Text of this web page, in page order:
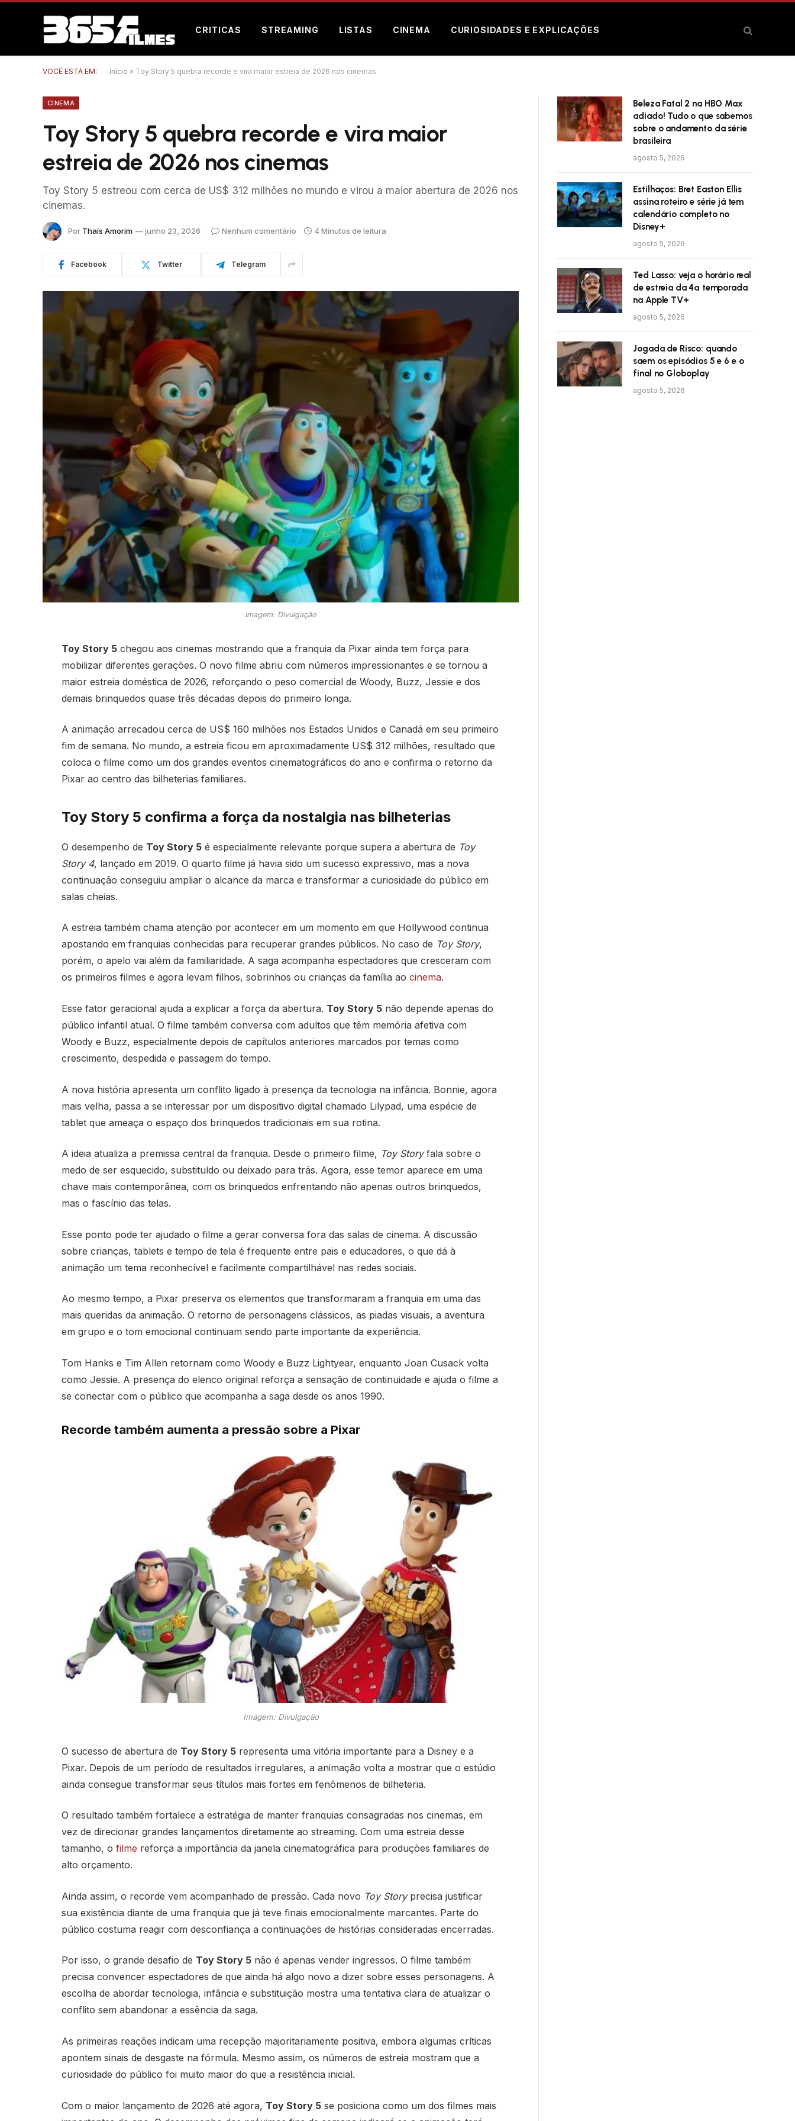
CRITICAS STREAMING LISTAS CINEMA CURIOSIDADES E EXPLICAÇÕES
VOCÊ ESTÁ EM: Início » Toy Story 5 quebra recorde e vira maior estreia de 2026 nos cinemas
CINEMA
Toy Story 5 quebra recorde e vira maior
estreia de 2026 nos cinemas
Toy Story 5 estreou com cerca de US$ 312 milhões no mundo e virou a maior abertura de 2026 nos
cinemas.
Por Thaís Amorim junho 23, 2026 Nenhum comentário 4 Minutos de leitura
Facebook Twitter Telegram
Imagem: Divulgação
Toy Story 5chegou aos cinemas mostrando que a franquia da Pixar ainda tem força para
mobilizar diferentes gerações. O novo filme abriu com números impressionantes e se tornou a
maior estreia doméstica de 2026, reforçando o peso comercial de Woody, Buzz, Jessie e dos
demais brinquedos quase três décadas depois do primeiro longa.
A animação arrecadou cerca de US$ 160 milhões nos Estados Unidos e Canadá em seu primeiro
fim de semana. No mundo, a estreia ficou em aproximadamente US$ 312 milhões, resultado que
coloca o filme como um dos grandes eventos cinematográficos do ano e confirma o retorno da
Pixar ao centro das bilheterias familiares.
Toy Story 5 confirma a força da nostalgia nas bilheterias
O desempenho de Toy Story 5é especialmente relevante porque supera a abertura de Toy
Story 4, lançado em 2019. O quarto filme já havia sido um sucesso expressivo, mas a nova
continuação conseguiu ampliar o alcance da marca e transformar a curiosidade do público em
salas cheias.
A estreia também chama atenção por acontecer em um momento em que Hollywood continua
apostando em franquias conhecidas para recuperar grandes públicos. No caso de Toy Story,
porém, o apelo vai além da familiaridade. A saga acompanha espectadores que cresceram com
os primeiros filmes e agora levam filhos, sobrinhos ou crianças da família ao cinema.
Esse fator geracional ajuda a explicar a força da abertura. Toy Story 5não depende apenas do
público infantil atual. O filme também conversa com adultos que têm memória afetiva com
Woody e Buzz, especialmente depois de capítulos anteriores marcados por temas como
crescimento, despedida e passagem do tempo.
A nova história apresenta um conflito ligado à presença da tecnologia na infância. Bonnie, agora
mais velha, passa a se interessar por um dispositivo digital chamado Lilypad, uma espécie de
tablet que ameaça o espaço dos brinquedos tradicionais em sua rotina.
A ideia atualiza a premissa central da franquia. Desde o primeiro filme, Toy Storyfala sobre o
medo de ser esquecido, substituído ou deixado para trás. Agora, esse temor aparece em uma
chave mais contemporânea, com os brinquedos enfrentando não apenas outros brinquedos,
mas o fascínio das telas.
Esse ponto pode ter ajudado o filme a gerar conversa fora das salas de cinema. A discussão
sobre crianças, tablets e tempo de tela é frequente entre pais e educadores, o que dá à
animação um tema reconhecível e facilmente compartilhável nas redes sociais.
Ao mesmo tempo, a Pixar preserva os elementos que transformaram a franquia em uma das
mais queridas da animação. O retorno de personagens clássicos, as piadas visuais, a aventura
em grupo e o tom emocional continuam sendo parte importante da experiência.
Tom Hanks e Tim Allen retornam como Woody e Buzz Lightyear, enquanto Joan Cusack volta
como Jessie. A presença do elenco original reforça a sensação de continuidade e ajuda o filme a
se conectar com o público que acompanha a saga desde os anos 1990.
Recorde também aumenta a pressão sobre a Pixar
Imagem: Divulgação
O sucesso de abertura de Toy Story 5representa uma vitória importante para a Disney e a
Pixar. Depois de um período de resultados irregulares, a animação volta a mostrar que o estúdio
ainda consegue transformar seus títulos mais fortes em fenômenos de bilheteria.
O resultado também fortalece a estratégia de manter franquias consagradas nos cinemas, em
vez de direcionar grandes lançamentos diretamente ao streaming. Com uma estreia desse
tamanho, o filme reforça a importância da janela cinematográfica para produções familiares de
alto orçamento.
Ainda assim, o recorde vem acompanhado de pressão. Cada novo Toy Storyprecisa justificar
sua existência diante de uma franquia que já teve finais emocionalmente marcantes. Parte do
público costuma reagir com desconfiança a continuações de histórias consideradas encerradas.
Por isso, o grande desafio de Toy Story 5não é apenas vender ingressos. O filme também
precisa convencer espectadores de que ainda há algo novo a dizer sobre esses personagens. A
escolha de abordar tecnologia, infância e substituição mostra uma tentativa clara de atualizar o
conflito sem abandonar a essência da saga.
As primeiras reações indicam uma recepção majoritariamente positiva, embora algumas críticas
apontem sinais de desgaste na fórmula. Mesmo assim, os números de estreia mostram que a
curiosidade do público foi muito maior do que a resistência inicial.
Com o maior lançamento de 2026 até agora, Toy Story 5se posiciona como um dos filmes mais
Beleza Fatal 2 na HBO Max
adiado! Tudo o que sabemos
sobre o andamento da série
brasileira
agosto 5, 2026
Estilhaços: Bret Easton Ellis
assina roteiro e série já tem
calendário completo no
Disney+
agosto 5, 2026
Ted Lasso: veja o horário real
de estreia da 4ª temporada
na Apple TV+
agosto 5, 2026
Jogada de Risco: quando
saem os episódios 5 e 6 e o
final no Globoplay
agosto 5, 2026